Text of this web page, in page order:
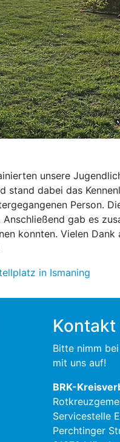
unsere
stand dabei das
Person.
gab es
konnten. Vielen
in Ismaning
Kontakt
Bitte nimm
mit uns auf!
BRK-
Servicestelle
Perchtinger